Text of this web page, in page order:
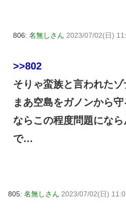
806: 名無しさん 2023/07/02(日)
>>802
そりゃ蛮族と言われた
まあ空島をガノンから
ならこの程度問題にな
で…
805: 名無しさん 2023/07/02(日)